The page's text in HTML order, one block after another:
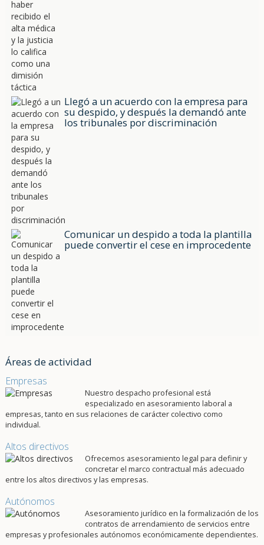
Llegó a un acuerdo con la empresa para
su despido, y después la demandó ante
los tribunales por discriminación
Comunicar un despido a toda la plantilla
puede convertir el cese en improcedente
Áreas de actividad
Empresas
Nuestro despacho profesional está
especializado en asesoramiento laboral a
empresas, tanto en sus relaciones de carácter colectivo como
individual.
Altos directivos
Ofrecemos asesoramiento legal para definir y
concretar el marco contractual más adecuado
entre los altos directivos y las empresas.
Autónomos
Asesoramiento jurídico en la formalización de los
contratos de arrendamiento de servicios entre
empresas y profesionales autónomos económicamente dependientes.